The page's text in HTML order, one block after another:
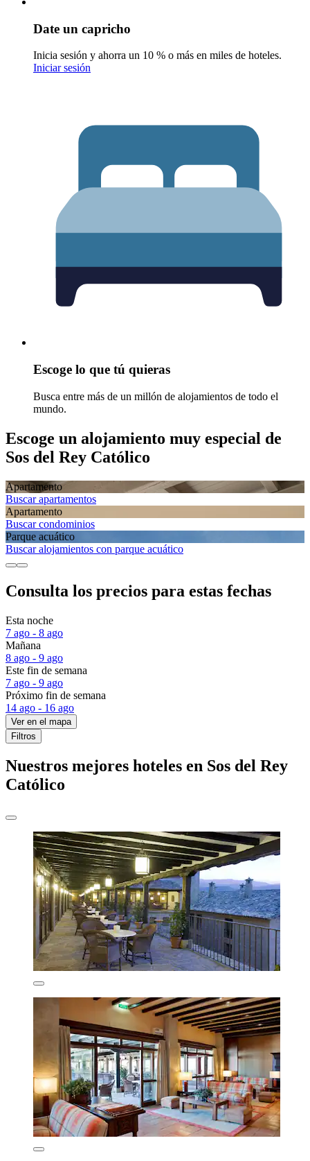
Date un capricho
Inicia sesión y ahorra un 10 % o más en miles de hoteles.
Iniciar sesión
Escoge lo que tú quieras
Busca entre más de un millón de alojamientos de todo el
mundo.
Escoge un alojamiento muy especial de
Sos del Rey Católico
Apartamento
Buscar apartamentos
Apartamento
Buscar condominios
Parque acuático
Buscar alojamientos con parque acuático
Consulta los precios para estas fechas
Esta noche
7 ago - 8 ago
Mañana
8 ago - 9 ago
Este fin de semana
7 ago - 9 ago
Próximo fin de semana
14 ago - 16 ago
Ver en el mapa
Filtros
Nuestros mejores hoteles en Sos del Rey
Católico